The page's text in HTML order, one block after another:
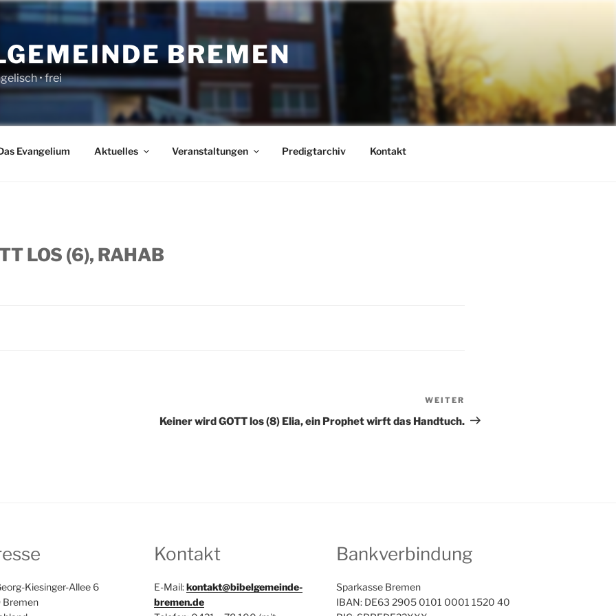
BREMEN
• frei
Evangelium Aktuelles Veranstaltungen Predigtarchiv Kontakt
LOS (6), RAHAB
Beitrag
WEITER
Keiner wird GOTT los (8) Elia, ein Prophet wirft das Handtuch.
Kiesinger-Allee 6
Bremen
Kontakt
E-Mail:kontakt@bibelgemeinde-
bremen.de
Bankverbindung
Sparkasse Bremen
IBAN: DE63 2905 0101 0001 1520 40